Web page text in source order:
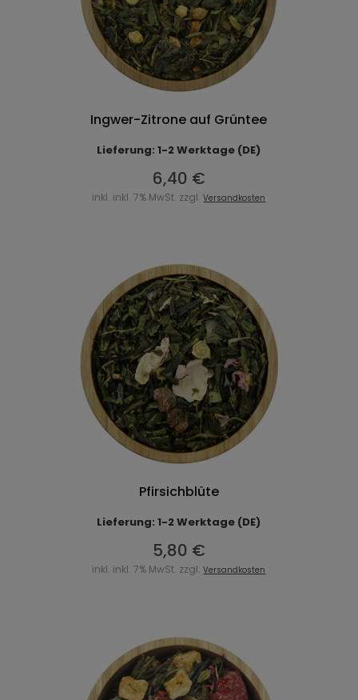
Ingwer-Zitrone auf Grüntee
Lieferung: 1-2 Werktage (DE)
6,40 €
inkl. inkl. 7% MwSt. zzgl.Versandkosten
Pfirsichblüte
Lieferung: 1-2 Werktage (DE)
5,80 €
inkl. inkl. 7% MwSt. zzgl.Versandkosten